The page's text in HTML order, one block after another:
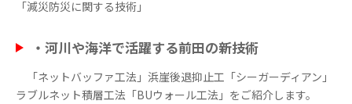
「減災防災に関する技術」
・ 河川や海洋で活躍する前田の新技術
「ネットバッファ工法」浜崖後退抑止工「シーガーディアン」
ラブルネット積層工法「BUウォール工法」をご紹介します。